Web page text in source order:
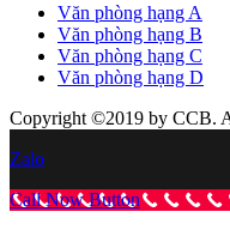
Văn phòng hạng A
Văn phòng hạng B
Văn phòng hạng C
Văn phòng hạng D
Copyright ©2019 by CCB.
Zalo
Call Now Button